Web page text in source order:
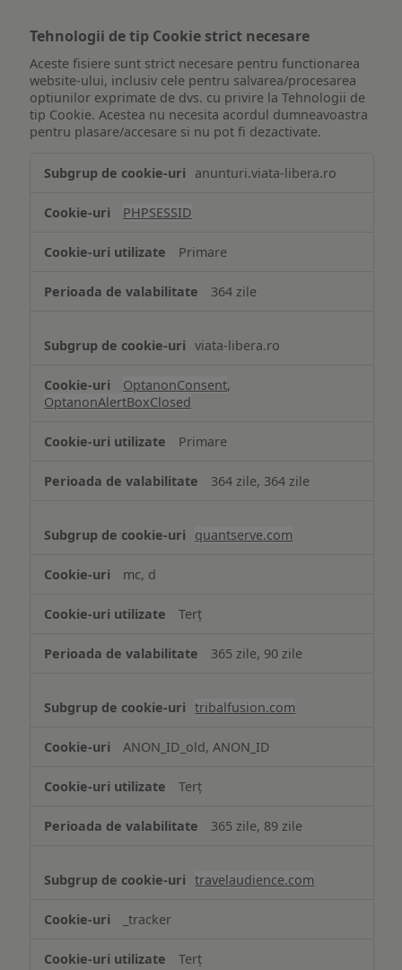
Tehnologii de tip Cookie strict necesare
Aceste fisiere sunt strict necesare pentru functionarea
website-ului, inclusiv cele pentru salvarea/procesarea
optiunilor exprimate de dvs. cu privire la Tehnologii de
tip Cookie. Acestea nu necesita acordul dumneavoastra
pentru plasare/accesare si nu pot fi dezactivate.
de
Cookie
necesare
anunturi.viata-libera.ro
PHPSESSID
Primare
364 zile
viata-libera.ro
OptanonConsent,
OptanonAlertBoxClosed
Primare
364 zile, 364 zile
quantserve.com
mc, d
Terț
365 zile, 90 zile
tribalfusion.com
ANON_ID_old, ANON_ID
Terț
365 zile, 89 zile
travelaudience.com
_tracker
Terț